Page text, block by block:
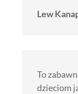
Lew
To
dzieciom